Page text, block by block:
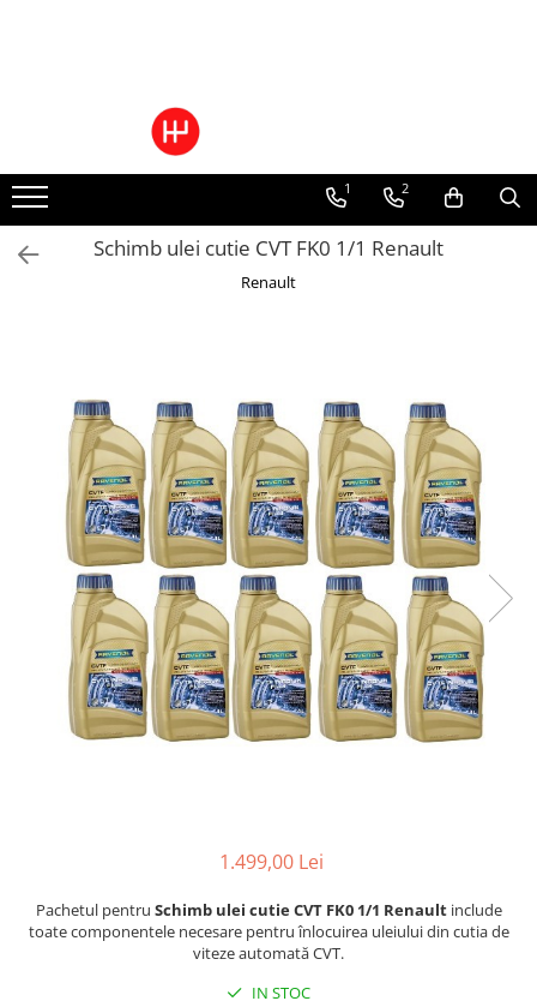
Pachete Cutie Automata
Pachete Cutie Manuala
Pachete Grup Diferential
Reparatii convertizoare de cuplu
Climatizare Auto
Piese cutii de viteze automata
1 2
Schimb ulei cutie CVT FK0 1/1 Renault
Renault
1.499,00 Lei
Pachetul pentru Schimb ulei cutie CVT FK0 1/1 Renaultinclude
toate componentele necesare pentru înlocuirea uleiului din cutia de
viteze automată CVT.
IN STOC